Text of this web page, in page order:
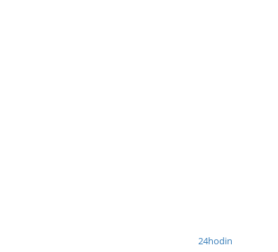
24hodin